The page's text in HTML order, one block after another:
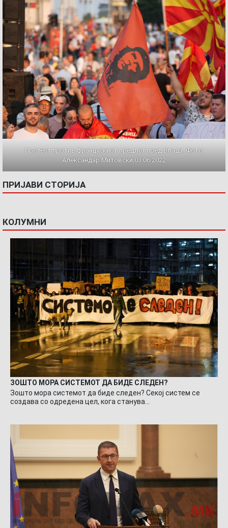
Протест против францускиот предлог пред Влада. Фото:
Александар Митовски,03.06.2022
ПРИЈАВИ СТОРИЈА
КОЛУМНИ
ЗОШТО МОРА СИСТЕМОТ ДА БИДЕ СЛЕДЕН?
Зошто мора системот да биде следен? Секој систем се
создава со одредена цел, кога станува…